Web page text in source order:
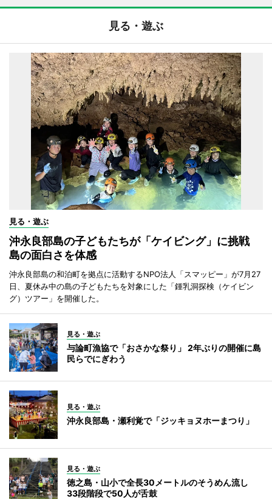
見る・遊ぶ
見る・遊ぶ
沖永良部島の子どもたちが「ケイビング」に挑戦
島の面白さを体感
沖永良部島の和泊町を拠点に活動するNPO法人「スマッピー」が7月27
日、夏休み中の島の子どもたちを対象にした「鍾乳洞探検（ケイビン
グ）ツアー」を開催した。
見る・遊ぶ
与論町漁協で「おさかな祭り」 2年ぶりの開催に島
民らでにぎわう
見る・遊ぶ
沖永良部島・瀬利覚で「ジッキョヌホーまつり」
見る・遊ぶ
徳之島・山小で全長30メートルのそうめん流し
33段階段で50人が舌鼓